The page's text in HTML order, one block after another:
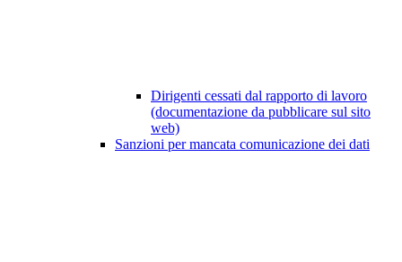
Dirigenti cessati dal rapporto di lavoro
(documentazione da pubblicare sul sito
web)
Sanzioni per mancata comunicazione dei dati